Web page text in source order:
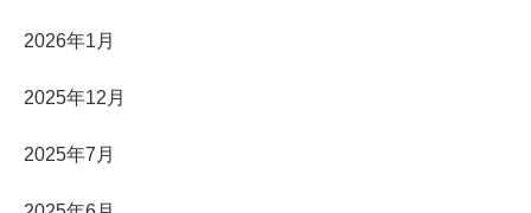
2026年1月
2025年12月
2025年7月